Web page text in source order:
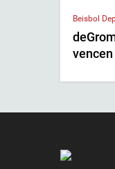
Beisbol